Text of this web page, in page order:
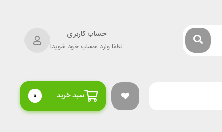
حساب کاربری
لطفا وارد حساب خود شوید!
سبد خرید 0